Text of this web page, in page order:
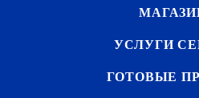
УСЛУГИ
ГОТОВЫЕ